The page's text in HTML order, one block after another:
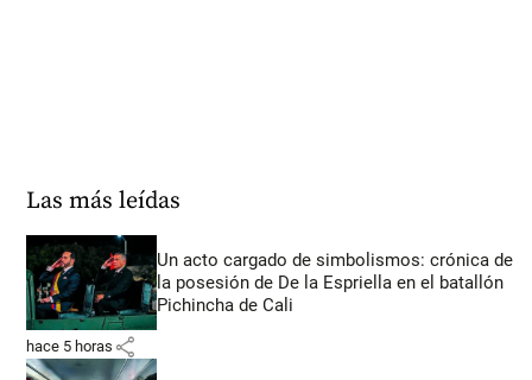
Las más leídas
Un acto cargado de simbolismos: crónica de
la posesión de De la Espriella en el batallón
Pichincha de Cali
hace 5 horas share